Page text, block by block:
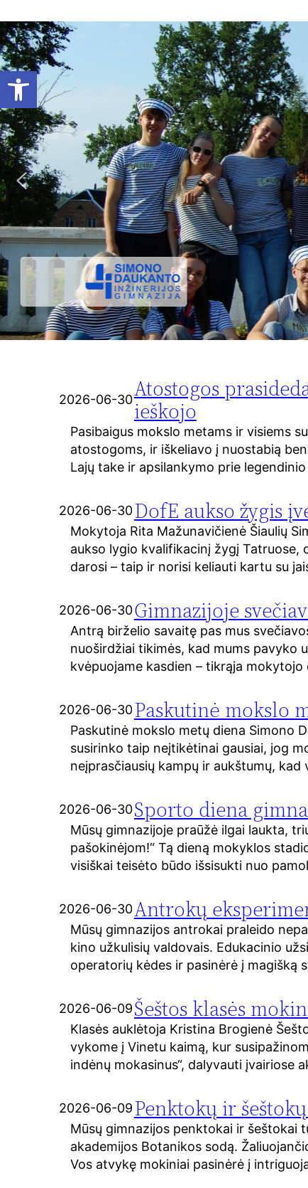
Open toolbar
2026-06-30Atostogos
ieškojo
Pasibaigus mokslo metams ir visiems
atostogoms, ir iškeliavo į nuostabią
Lajų take ir apsilankymo prie
2026-06-30DofE aukso žygis
Mokytoja Rita Mažunavičienė Šiaulių
aukso lygio kvalifikacinį žygį Tatruose,
darosi – taip ir norisi keliauti kartu su
2026-06-30Gimnazijoje
Antrą birželio savaitę pas mus
nuoširdžiai tikimės, kad mums pavyko
kvėpuojame kasdien – tikrąja
2026-06-30Paskutinė mokslo
Paskutinė mokslo metų diena Simono
susirinko taip neįtikėtinai gausiai, jog
neįprasčiausių kampų ir aukštumų,
2026-06-30Sporto diena
Mūsų gimnazijoje praūžė ilgai laukta,
pašokinėjom!“ Tą dieną mokyklos
visiškai teisėto būdo išsisukti nuo
2026-06-30Antrokų
Mūsų gimnazijos antrokai praleido
kino užkulisių valdovais. Edukacinio
operatorių kėdes ir pasinėrė į magišką
2026-06-09Šeštos klasės
Klasės auklėtoja Kristina Brogienė
vykome į Vinetu kaimą, kur
indėnų mokasinus“, dalyvauti įvairiose
2026-06-09 Penktokų ir
Mūsų gimnazijos penktokai ir šeštokai
akademijos Botanikos sodą.
Vos atvykę mokiniai pasinėrė į